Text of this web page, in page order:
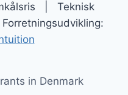
| Teknisk
in Denmark